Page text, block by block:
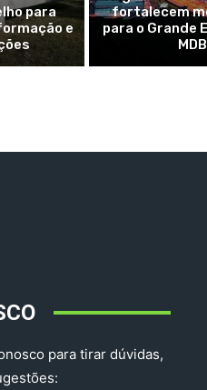
para
e
fortalecem
para o Grande
MDB
para tirar dúvidas,